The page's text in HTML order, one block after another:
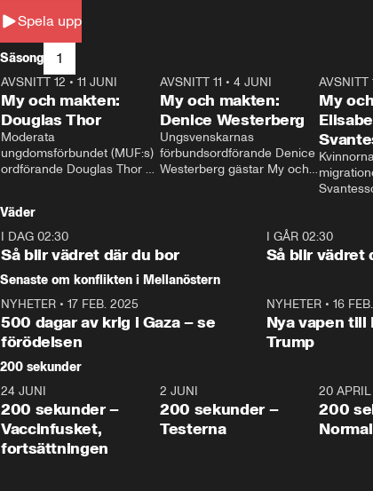
Spela upp
Säsong 1
26:27
AVSNITT 12 • 11 JUNI
My och makten:
Douglas Thor
Moderata
ungdomsförbundet (MUF:s)
ordförande Douglas Thor
tonårsutvisningarna och hur
Moderaterna ska locka
väljare till valet i höst.
23:40
AVSNITT 11 •4 JUNI
My och makten:
Denice Westerberg
Ungsvenskarnas
förbundsordförande Denice
Westerberg gästar My och
AVSNITT
My
Väder
I DAG 02:30
Så blir vädret där du bor
I GÅR 02:30
Så blir vädret
Senaste om konflikten i Mellanöstern
NYHETER • 17 FEB. 2025
500 dagar av krig i Gaza – se
förödelsen
NYHETER• 16
Nya vapen till
Trump
200 sekunder
5:00
24 JUNI
200 sekunder –
Vaccinfusket,
fortsättningen
4:23
2 JUNI
200 sekunder –
Testerna
20 APRIL
200
Normal